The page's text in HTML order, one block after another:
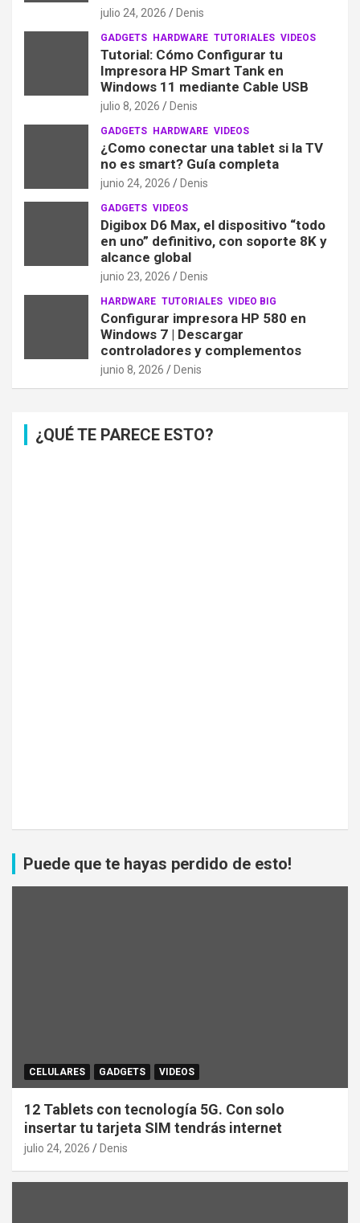
julio 24, 2026 Denis
GADGETS HARDWARE TUTORIALES VIDEOS
Tutorial: Cómo Configurar tu
Impresora HP Smart Tank en
Windows 11 mediante Cable USB
julio 8, 2026 Denis
GADGETS HARDWARE VIDEOS
¿Como conectar una tablet si la TV
no es smart? Guía completa
junio 24, 2026 Denis
GADGETS VIDEOS
Digibox D6 Max, el dispositivo “todo
en uno” definitivo, con soporte 8K y
alcance global
junio 23, 2026 Denis
HARDWARE TUTORIALES VIDEO BIG
Configurar impresora HP 580 en
Windows 7 | Descargar
controladores y complementos
junio 8, 2026 Denis
¿QUÉ TE PARECE ESTO?
Puede que te hayas perdido de esto!
CELULARES GADGETS VIDEOS
12 Tablets con tecnología 5G. Con solo
insertar tu tarjeta SIM tendrás internet
julio 24, 2026 Denis